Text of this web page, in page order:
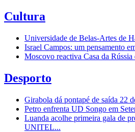
Cultura
Universidade de Belas-Artes de
Israel Campos: um pensamento
Moscovo reactiva Casa da Rússia
Desporto
Girabola dá pontapé de saída 22
Petro enfrenta UD Songo em
Luanda acolhe primeira gala de
UNITEL...